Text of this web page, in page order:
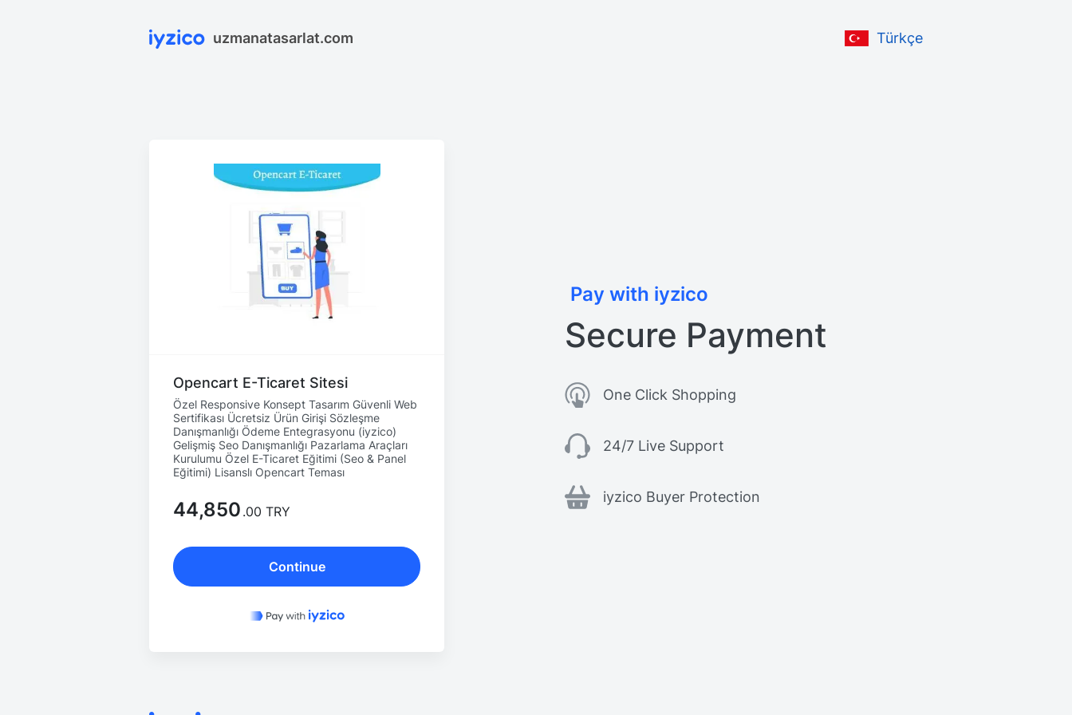
uzmanatasarlat.com Türkçe
Opencart E-Ticaret Sitesi
Özel Responsive Konsept Tasarım Güvenli Web
Sertifikası Ücretsiz Ürün Girişi Sözleşme
Danışmanlığı Ödeme Entegrasyonu (iyzico)
Gelişmiş Seo Danışmanlığı Pazarlama Araçları
Kurulumu Özel E-Ticaret Eğitimi (Seo & Panel
Eğitimi) Lisanslı Opencart Teması
44,850 .00 TRY
Continue
Pay with iyzico
Secure Payment
One Click Shopping
24/7 Live Support
iyzico Buyer Protection